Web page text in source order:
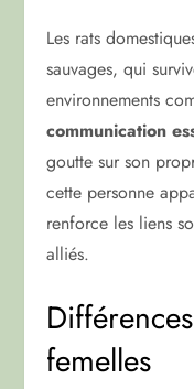
Les rats
sauvages, qui
environnements
communication
goutte sur son
cette personne
renforce les liens
alliés.
femelles